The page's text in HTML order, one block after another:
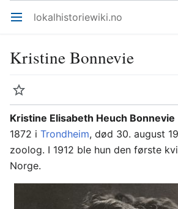
Åpne hovedmenyen lokalhistoriewiki.no
Kristine Bonnevie
Overvåk
Kristine Elisabeth Heuch Bonnevie
1872 i Trondheim, død 30. august
zoolog. I 1912 ble hun den første
Norge.